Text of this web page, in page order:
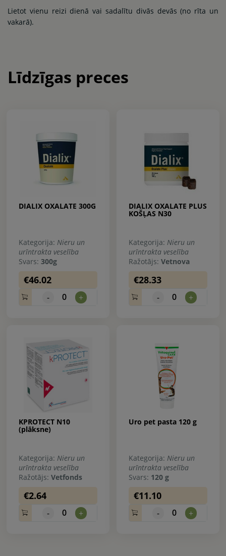
Lietot vienu reizi dienā vai sadalītu divās devās (no rīta un
vakarā).
Līdzīgas preces
DIALIX OXALATE 300G
Kategorija: Nieru un
urīntrakta veselība
Svars: 300g
€46.02
- 0 +
DIALIX OXALATE PLUS
KOŠĻAS N30
Kategorija: Nieru un
urīntrakta veselība
Ražotājs: Vetnova
€28.33
- 0 +
KPROTECT N10
(plāksne)
Kategorija: Nieru un
urīntrakta veselība
Ražotājs: Vetfonds
€2.64
- 0 +
Uro pet pasta 120 g
Kategorija: Nieru un
urīntrakta veselība
Svars: 120 g
€11.10
- 0 +